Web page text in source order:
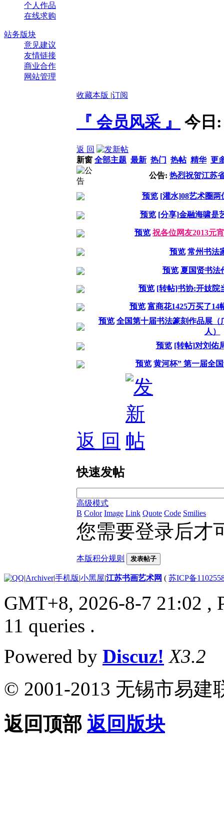
个人作品
在线求购
站务版块
意见建议
友情链接
商业合作
网站管理
收藏本版 |订阅
『 会员风采 』 今
返 回
新窗 全部主题 最新 热门 热帖 精华 更
公告: 热烈祝贺江苏
预览 [灌水]08艺术圈两
预览 [分享]金融海啸是
预览 祝各位网友2013元
预览 常州书法
预览 夏国贤书法
预览 [转帖]书协:开妓院
预览 富商花1425万买了14
预览 全国第十届书法篆刻作品展（
人）
预览 [转帖]对刘佑
预览 黄河杯” 第一届全
返 回
快速发帖
高级模式
B Color Image Link Quote Code Smilies
您需要登录后才
本版积分规则 发表帖子
|Archiver|手机版|小黑屋|江苏书画艺术网 ( 苏ICP备
GMT+8, 2026-8-7 21:02 ,
11 queries .
Powered by Discuz! X3.2
© 2001-2013 无锡市易建
返回顶部 返回版块